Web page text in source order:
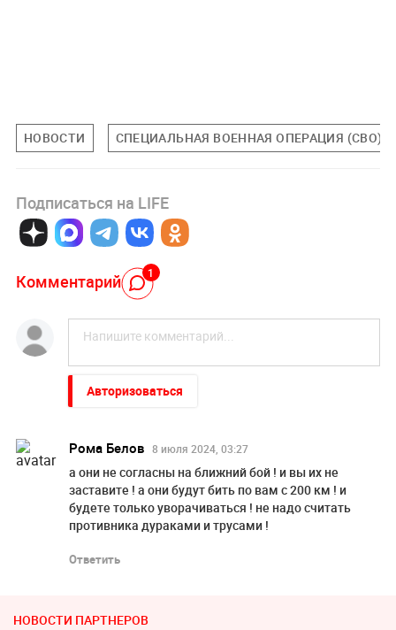
НОВОСТИ СПЕЦИАЛЬНАЯ ВОЕННАЯ ОПЕРАЦИЯ (СВО)
Подписаться на LIFE
Комментарий 1
Авторизоваться
Рома Белов 8 июля 2024, 03:27
а они не согласны на ближний бой ! и вы их не
заставите ! а они будут бить по вам с 200 км ! и
будете только уворачиваться ! не надо считать
противника дураками и трусами !
Ответить
НОВОСТИ ПАРТНЕРОВ